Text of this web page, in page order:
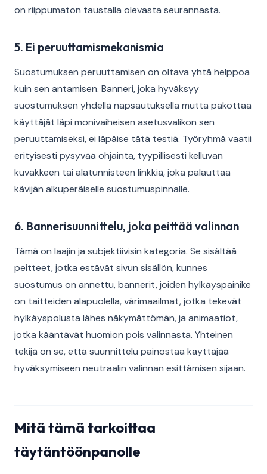
on riippumaton taustalla olevasta seurannasta.
5. Ei peruuttamismekanismia
Suostumuksen peruuttamisen on oltava yhtä helppoa
kuin sen antamisen. Banneri, joka hyväksyy
suostumuksen yhdellä napsautuksella mutta pakottaa
käyttäjät läpi monivaiheisen asetusvalikon sen
peruuttamiseksi, ei läpäise tätä testiä. Työryhmä vaatii
erityisesti pysyvää ohjainta, tyypillisesti kelluvan
kuvakkeen tai alatunnisteen linkkiä, joka palauttaa
kävijän alkuperäiselle suostumuspinnalle.
6. Bannerisuunnittelu, joka peittää valinnan
Tämä on laajin ja subjektiivisin kategoria. Se sisältää
peitteet, jotka estävät sivun sisällön, kunnes
suostumus on annettu, bannerit, joiden hylkäyspainike
on taitteiden alapuolella, värimaailmat, jotka tekevät
hylkäyspolusta lähes näkymättömän, ja animaatiot,
jotka kääntävät huomion pois valinnasta. Yhteinen
tekijä on se, että suunnittelu painostaa käyttäjää
hyväksymiseen neutraalin valinnan esittämisen sijaan.
Mitä tämä tarkoittaa
täytäntöönpanolle